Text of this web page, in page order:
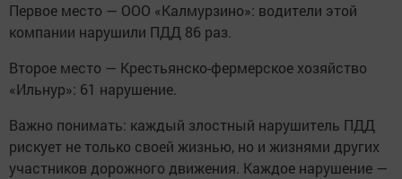
Первое место — ООО «Калмурзино»: водители этой
компании нарушили ПДД 86 раз.
Второе место — Крестьянско-фермерское хозяйство
«Ильнур»: 61 нарушение.
Важно понимать: каждый злостный нарушитель ПДД
рискует не только своей жизнью, но и жизнями других
участников дорожного движения. Каждое нарушение —